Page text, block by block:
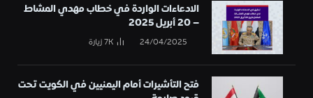
الادعاءات الواردة في خطاب مهدي المشاط
– 20 أبريل 2025
24/04/2025
7Kزيارة
فتح التأشيرات أمام اليمنيين في الكويت تحت